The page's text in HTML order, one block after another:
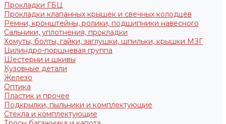
Прокладки ГБЦ
Прокладки клапанных крышек и свечных колодцев
Ремни, кронштейны, ролики, подшипники навесного
Сальники, уплотнения, прокладки
Хомуты, болты, гайки, заглушки, шпильки, крышки МЗГ
Цилиндро-поршневая группа
Шестерни и шкивы
Кузовные детали
Железо
Оптика
Пластик и прочее
Подкрылки, пыльники и комплектующие
Стекла и комплектующие